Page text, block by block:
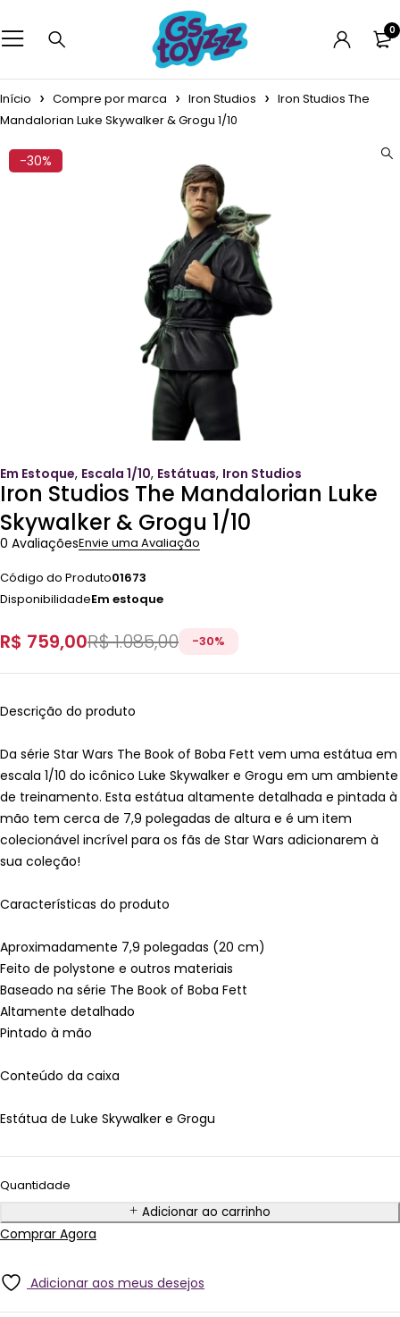
0
Início Compre por marca Iron Studios
Iron Studios The
Mandalorian Luke Skywalker & Grogu 1/10
-30%
Em Estoque, Escala 1/10, Estátuas, Iron Studios
Iron Studios The Mandalorian Luke
Skywalker & Grogu 1/10
0 AvaliaçõesEnvie uma Avaliação
Código do Produto01673
DisponibilidadeEm estoque
R$1.085,00
R$ 759,00 -30%
Descrição do produto
Da série Star Wars The Book of Boba Fett vem uma estátua em
escala 1/10 do icônico Luke Skywalker e Grogu em um ambiente
de treinamento. Esta estátua altamente detalhada e pintada à
mão tem cerca de 7,9 polegadas de altura e é um item
colecionável incrível para os fãs de Star Wars adicionarem à
sua coleção!
Características do produto
Aproximadamente 7,9 polegadas (20 cm)
Feito de polystone e outros materiais
Baseado na série The Book of Boba Fett
Altamente detalhado
Pintado à mão
Conteúdo da caixa
Estátua de Luke Skywalker e Grogu
Quantidade
Adicionar ao carrinho
Comprar Agora
Adicionar aos meus desejos